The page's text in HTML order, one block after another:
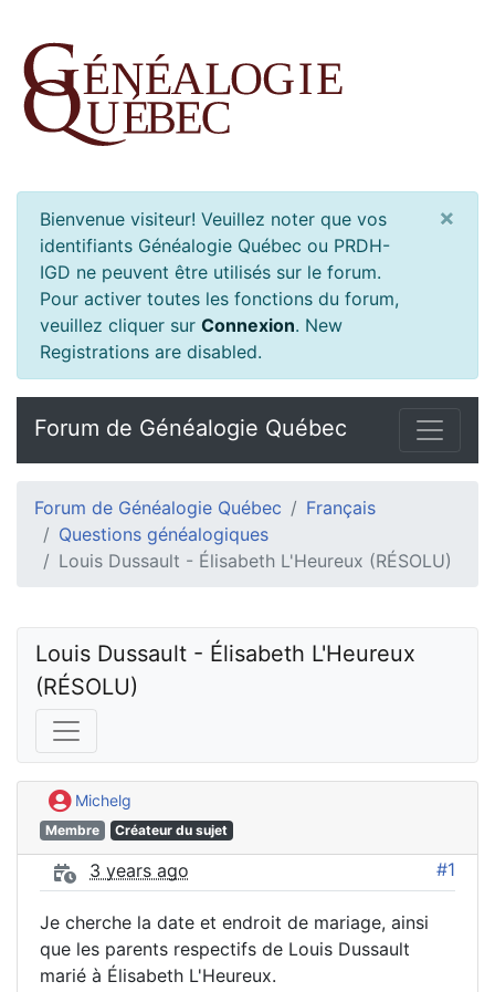
Bienvenue visiteur! Veuillez noter que vos
identifiants Généalogie Québec ou PRDH-
IGD ne peuvent être utilisés sur le forum.
Pour activer toutes les fonctions du forum,
veuillez cliquer sur Connexion. New
Registrations are disabled.
×
Forum de Généalogie Québec
Forum de Généalogie Québec
Français
Questions généalogiques
Louis Dussault - Élisabeth L'Heureux (RÉSOLU)
Louis Dussault - Élisabeth L'Heureux
(RÉSOLU)
Michelg
Membre Créateur du sujet
3 years ago #1
Je cherche la date et endroit de mariage, ainsi
que les parents respectifs de Louis Dussault
marié à Élisabeth L'Heureux.